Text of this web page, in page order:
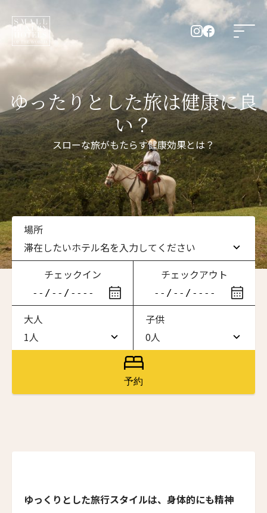
ゆったりとした旅は健康に良
い？
スローな旅がもたらす健康効果とは？
場所
滞在したいホテル名を入力してください
滞在したいホテル名を入力してください
ワン・ジーティー・グランド・ケイマン
ONE GT Grand Cayman
ザ・キャベンディッシュ・ロンドン
ザ・バウアー
カステル・ボー・サイト
チェックイン チェックアウト
大人
1人
1人
子供
0人
0人
予約
ゆっくりとした旅行スタイルは、身体的にも精神